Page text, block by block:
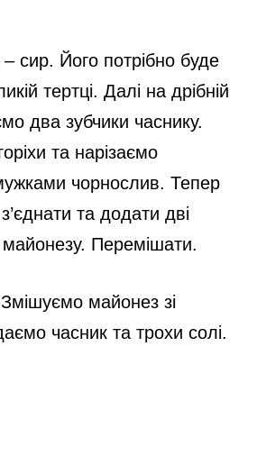
сир. Його потрібно буде
тертці. Далі на дрібній
два зубчики часнику.
та нарізаємо
чорнослив. Тепер
та додати дві
майонезу. Перемішати.
майонез зі
часник та трохи солі.